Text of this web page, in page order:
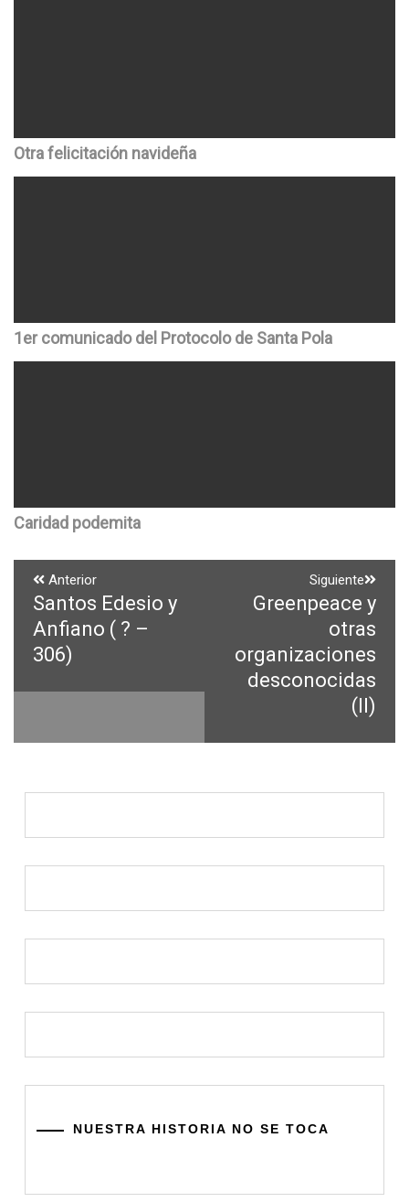
Otra felicitación navideña
1er comunicado del Protocolo de Santa Pola
Caridad podemita
Navegación
de
entradas
Anterior
Entrada
anterior:
Santos Edesio y
Anfiano ( ? –
306)
Siguiente
EntradaGreenpeace y
otras
organizaciones
desconocidas
(II)
NUESTRA HISTORIA NO SE TOCA